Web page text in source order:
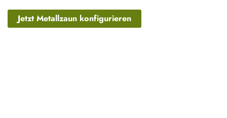
Jetzt Metallzaun konfigurieren